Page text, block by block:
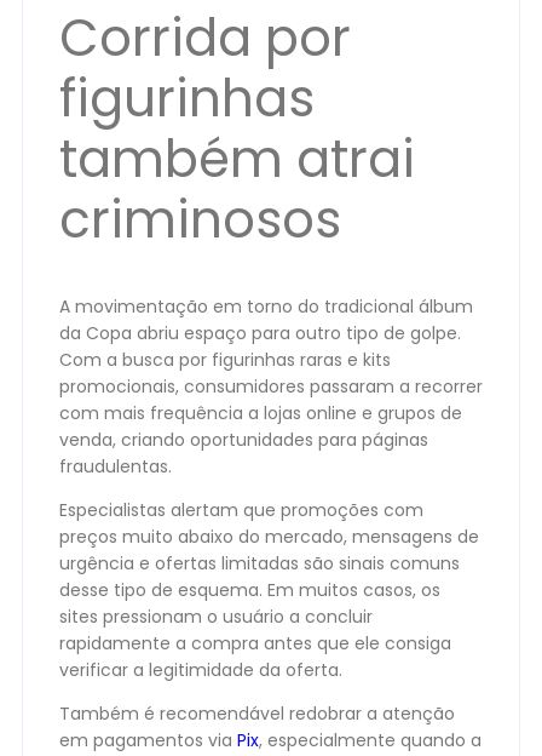
Corrida por
figurinhas
também atrai
criminosos
A movimentação em torno do tradicional álbum
da Copa abriu espaço para outro tipo de golpe.
Com a busca por figurinhas raras e kits
promocionais, consumidores passaram a recorrer
com mais frequência a lojas online e grupos de
venda, criando oportunidades para páginas
fraudulentas.
Especialistas alertam que promoções com
preços muito abaixo do mercado, mensagens de
urgência e ofertas limitadas são sinais comuns
desse tipo de esquema. Em muitos casos, os
sites pressionam o usuário a concluir
rapidamente a compra antes que ele consiga
verificar a legitimidade da oferta.
Também é recomendável redobrar a atenção
em pagamentos via Pix, especialmente quando a